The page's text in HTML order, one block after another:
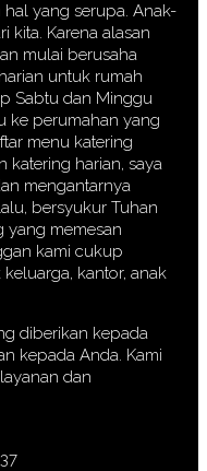
yang serupa. Anak-
kita. Karena alasan
mulai berusaha
untuk rumah
Sabtu dan Minggu
ke perumahan yang
menu katering
katering harian, saya
mengantarnya
bersyukur Tuhan
yang memesan
kami cukup
kantor, anak
diberikan kepada
kepada Anda. Kami
dan